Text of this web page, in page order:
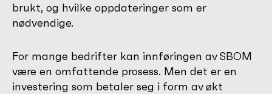
brukt, og hvilke oppdateringer som er
nødvendige.
For mange bedrifter kan innføringen av SBOM
være en omfattende prosess. Men det er en
investering som betaler seg i form av økt